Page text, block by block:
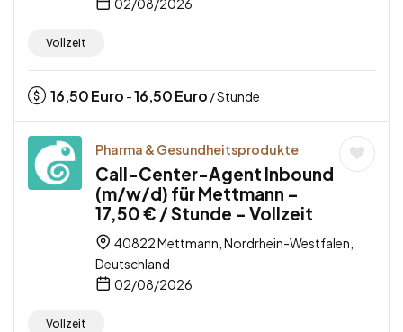
02/08/2026
Vollzeit
16,50Euro -16,50Euro / Stunde
Pharma & Gesundheitsprodukte
Call-Center-Agent Inbound
(m/w/d) für Mettmann –
17,50 € / Stunde – Vollzeit
40822 Mettmann, Nordrhein-Westfalen,
Deutschland
02/08/2026
Vollzeit